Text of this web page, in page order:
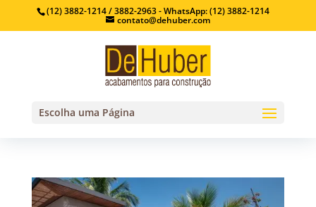
(12) 3882-1214 / 3882-2963 - WhatsApp: (12) 3882-1214
contato@dehuber.com
Escolha uma Página